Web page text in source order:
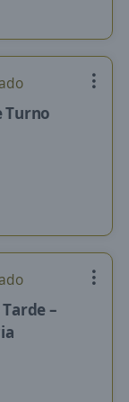
Turno
–